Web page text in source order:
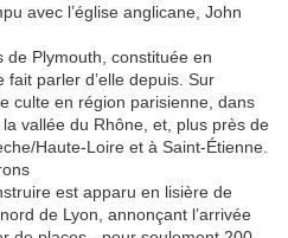
avec l’église anglicane, John
de Plymouth, constituée en
fait parler d’elle depuis. Sur
culte en région parisienne, dans
vallée du Rhône, et, plus près de
Haute-Loire et à Saint-Étienne.
est apparu en lisière de
de Lyon, annonçant l’arrivée